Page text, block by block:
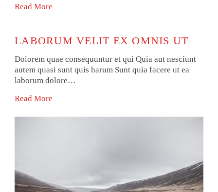
Read More
LABORUM VELIT EX OMNIS UT
Dolorem quae consequuntur et qui Quia aut nesciunt
autem quasi sunt quis harum Sunt quia facere ut ea
laborum dolore…
Read More